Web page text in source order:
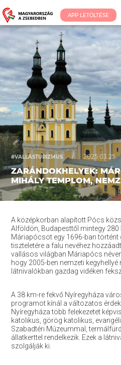
APP LETÖLTÉSE
#VALLÁSTURIZMUS / 2025.03.25.
ZARÁNDOKHELYEK:
MIHÁLY TEMPLOM,
A középkorban alapított Pócs
Alföldön, Budapesttől mintegy 280
Máriapócsot egy 1696-ban
tiszteletére a falu nevéhez
vallásos világban Máriapócs
hogy 2005-ben nemzeti
látnivalókban gazdag vidéken
A 38 km-re fekvő Nyíregyháza
programot kínál a változatos
Nyíregyháza több felekezetet
katolikus, görög katolikus,
Szabadtéri Múzeummal,
állatkerttel rendelkezik. Ezek a
szolgálják ki.